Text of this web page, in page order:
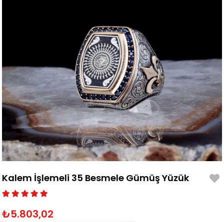
Kalem İşlemeli 35 Besmele Gümüş Yüzük
₺5.803,02